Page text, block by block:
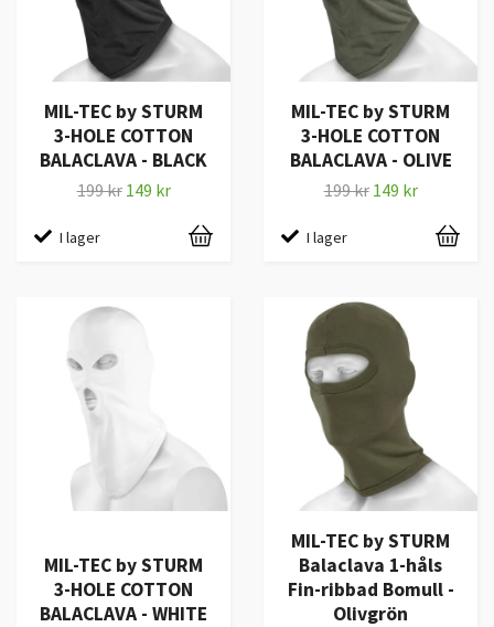
MIL-TEC by STURM
3-HOLE COTTON
BALACLAVA - BLACK
199 kr 149 kr
I lager
MIL-TEC by STURM
3-HOLE COTTON
BALACLAVA - OLIVE
199 kr 149 kr
I lager
MIL-TEC by STURM
3-HOLE COTTON
BALACLAVA - WHITE
MIL-TEC by STURM
Balaclava 1-håls
Fin-ribbad Bomull -
Olivgrön